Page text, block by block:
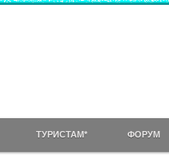
ТУРИСТАМ* ФОРУМ